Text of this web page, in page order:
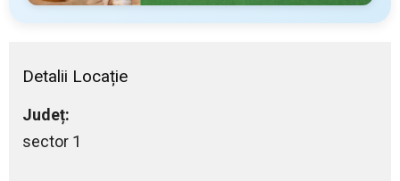
Detalii Locație
Județ:
sector 1